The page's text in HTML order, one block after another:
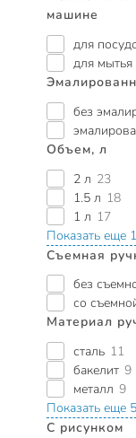
машине
для
для мытья
без
Объем, л
2 л 23
1.5 л 18
1 л 17
Показать еще 1
Съемная
без
со
Материал
сталь 11
бакелит 9
металл 9
Показать еще 5
С рисунком